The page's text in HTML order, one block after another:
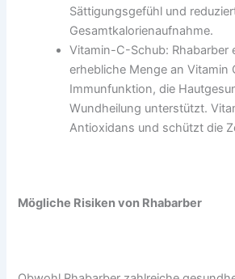
Sättigungsgefühl und
Gesamtkalorienaufnahme.
Vitamin-C-Schub: Rhabarber
erhebliche Menge an Vitamin
Immunfunktion, die
Wundheilung unterstützt.
Antioxidans und schützt die
Mögliche Risiken von Rhabarber